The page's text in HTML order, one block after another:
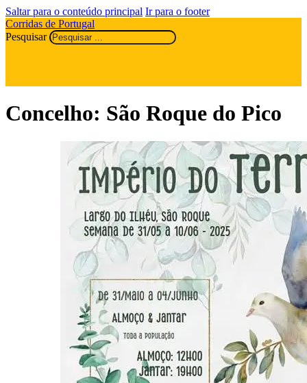
Saltar para o conteúdo principal Ir para o footer
Corridas de Portugal
Pesquisar
Concelho: São Roque do Pico